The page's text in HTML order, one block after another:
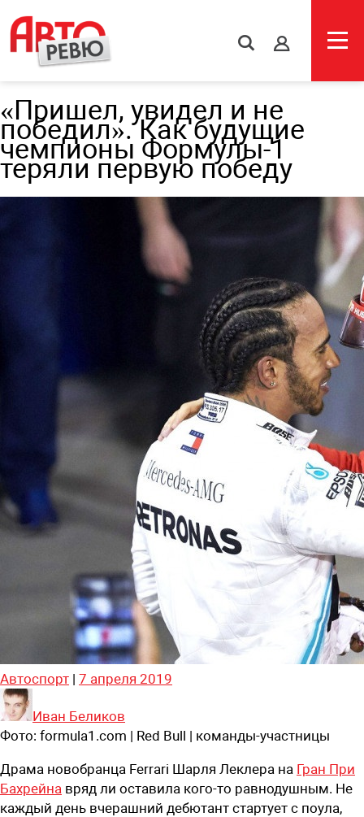
s
«Пришел, увидел и не
победил». Как будущие
чемпионы Формулы-1
теряли первую победу
Автоспорт | 7 апреля 2019
Иван Беликов
Фото: formula1.com | Red Bull | команды-участницы
Драма новобранца Ferrari Шарля Леклера на Гран При
Бахрейна вряд ли оставила кого-то равнодушным. Не
каждый день вчерашний дебютант стартует с поула,